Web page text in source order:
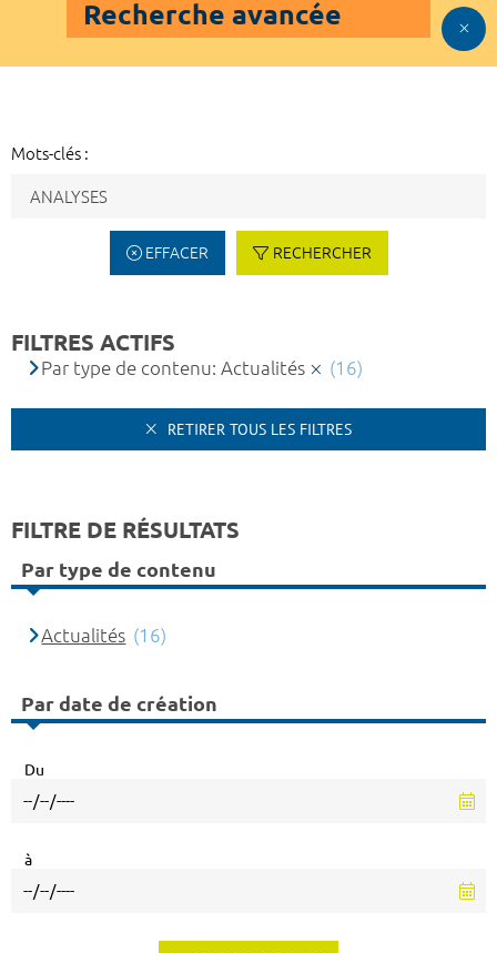
Recherche avancée
Mots-clés :
EFFACER RECHERCHER
FILTRES ACTIFS
Par type de contenu: Actualités (16)
RETIRER TOUS LES FILTRES
FILTRE DE RÉSULTATS
Par type de contenu
Actualités (16)
Par date de création
Du
à